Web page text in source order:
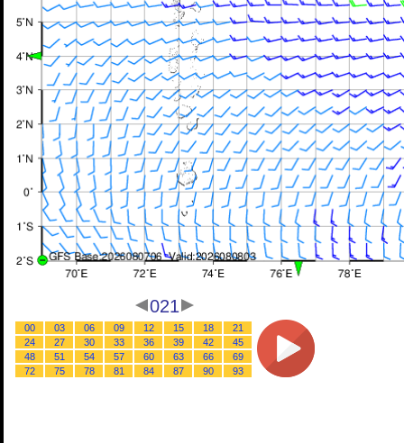
021
00 03 06 09 12 15 18
21
24
27 30 33 36 39 42
45
48
51 54 57 60 63 66
69
72
75 78 81 84 87 90 93